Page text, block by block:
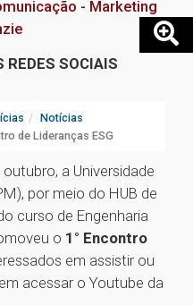
- Marketing
REDES SOCIAIS
Notícias
de Lideranças ESG
a Universidade
por meio do HUB de
curso de Engenharia
o 1° Encontro
em assistir ou
acessar o Youtube da